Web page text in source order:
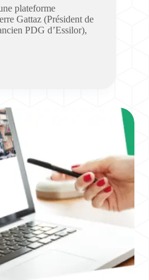
plateforme
Gattaz (Président de
PDG d’Essilor),